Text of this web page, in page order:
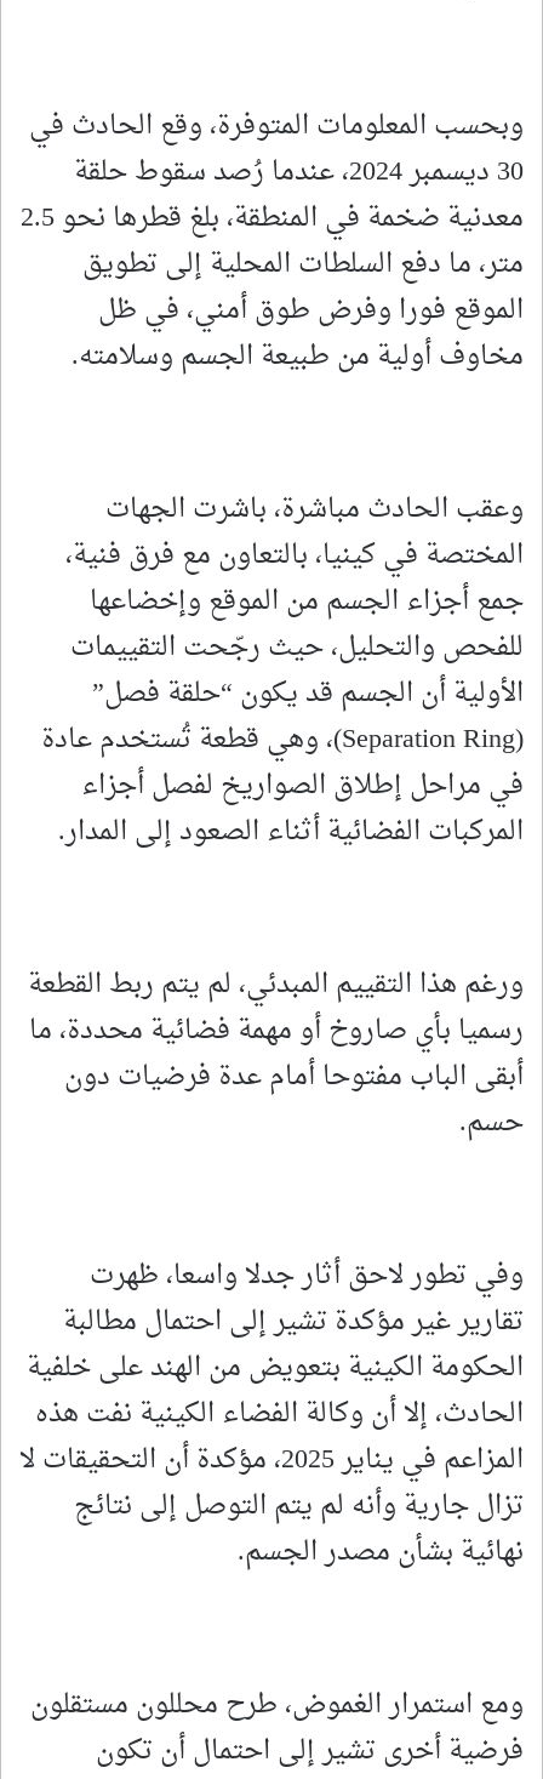
وبحسب المعلومات المتوفرة، وقع الحادث في
30 ديسمبر 2024، عندما رُصد سقوط حلقة
معدنية ضخمة في المنطقة، بلغ قطرها نحو 2.5
متر، ما دفع السلطات المحلية إلى تطويق
الموقع فورا وفرض طوق أمني، في ظل
مخاوف أولية من طبيعة الجسم وسلامته.
وعقب الحادث مباشرة، باشرت الجهات
المختصة في كينيا، بالتعاون مع فرق فنية،
جمع أجزاء الجسم من الموقع وإخضاعها
للفحص والتحليل، حيث رجّحت التقييمات
الأولية أن الجسم قد يكون “حلقة فصل”
(Separation Ring)، وهي قطعة تُستخدم عادة
في مراحل إطلاق الصواريخ لفصل أجزاء
المركبات الفضائية أثناء الصعود إلى المدار.
ورغم هذا التقييم المبدئي، لم يتم ربط القطعة
رسميا بأي صاروخ أو مهمة فضائية محددة، ما
أبقى الباب مفتوحا أمام عدة فرضيات دون
حسم.
وفي تطور لاحق أثار جدلا واسعا، ظهرت
تقارير غير مؤكدة تشير إلى احتمال مطالبة
الحكومة الكينية بتعويض من الهند على خلفية
الحادث، إلا أن وكالة الفضاء الكينية نفت هذه
المزاعم في يناير 2025، مؤكدة أن التحقيقات لا
تزال جارية وأنه لم يتم التوصل إلى نتائج
نهائية بشأن مصدر الجسم.
ومع استمرار الغموض، طرح محللون مستقلون
فرضية أخرى تشير إلى احتمال أن تكون